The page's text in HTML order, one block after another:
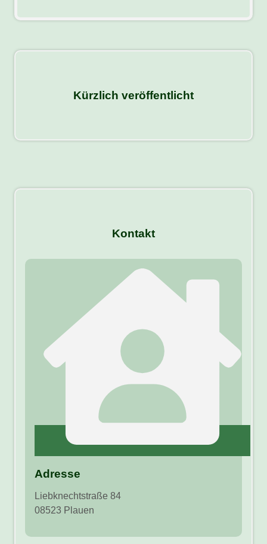
Kürzlich veröffentlicht
Kontakt
Adresse
Liebknechtstraße 84
08523 Plauen